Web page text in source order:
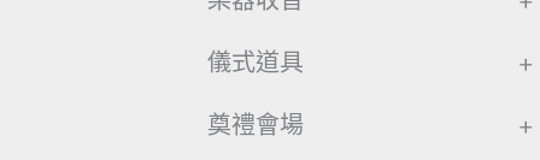
儀式道具 +
奠禮會場 +